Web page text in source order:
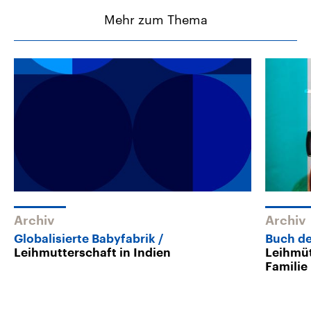
Mehr zum Thema
Archiv
Globalisierte Babyfabrik
Leihmutterschaft in Indien
Archiv
Buch
Familie